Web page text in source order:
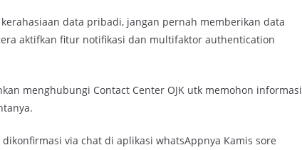
data pribadi, jangan pernah memberikan data
aktifkan fitur notifikasi dan multifaktor authentication
menghubungi Contact Center OJK utk memohon informasi
via chat di aplikasi whatsAppnya Kamis sore